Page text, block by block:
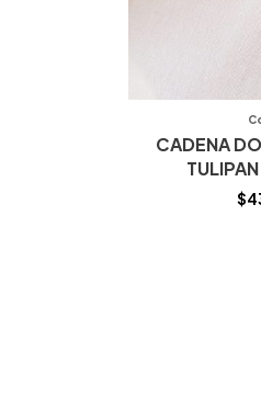
CADENA
$